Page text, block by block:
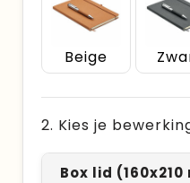
Beige
2. Kies je
Box lid (160x210